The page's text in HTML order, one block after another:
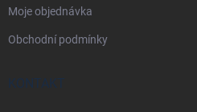
Moje objednávka
Obchodní podmínky
KONTAKT